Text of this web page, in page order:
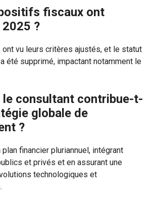
fiscaux ont
?
ont vu leurs critères ajustés, et le statut
été supprimé, impactant notamment le
le consultant contribue-t-
globale de
?
plan financier pluriannuel, intégrant
et privés et en assurant une
technologiques et